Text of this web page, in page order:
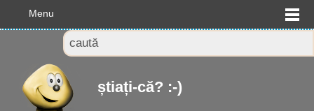
Menu
știați-că? :-)